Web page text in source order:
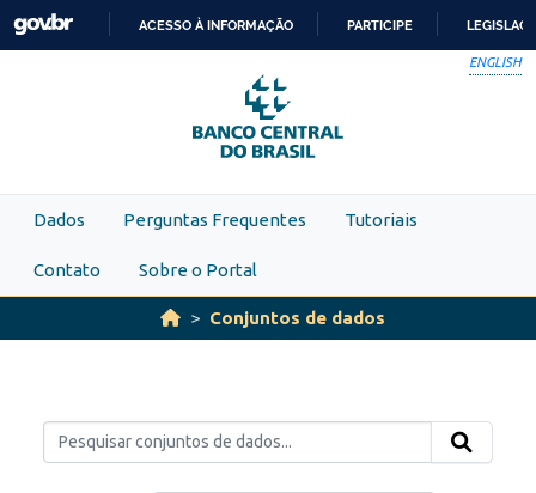
Skip to main content
PARA
O
CONTEÚDO
ACESSO À INFORMAÇÃO PARTICIPE
ENGLISH
Dados Perguntas Frequentes Tutoriais
Contato Sobre o Portal
Conjuntos de dados